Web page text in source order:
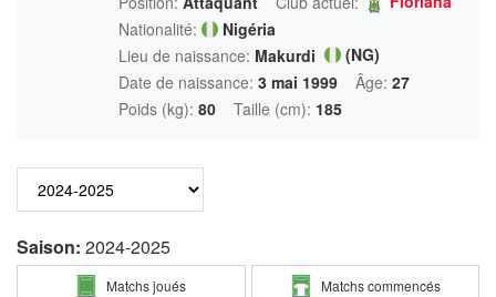
Nationalité:
Nigéria
Lieu de naissance: Makurdi
(NG)
Date de naissance: 3 mai 1999 Âge: 27
Poids (kg): 80 Taille (cm): 185
Saison: 2024-2025
Matchs joués Matchs commencés